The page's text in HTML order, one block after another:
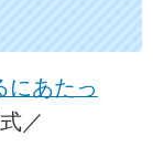
にあたっ
／